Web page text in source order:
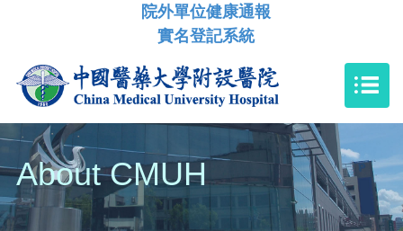
院外單位健康通報
實名登記系統
About CMUH